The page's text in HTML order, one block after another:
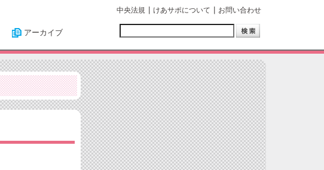
アーカイブ
中央法規 けあサポについて お問い合わせ